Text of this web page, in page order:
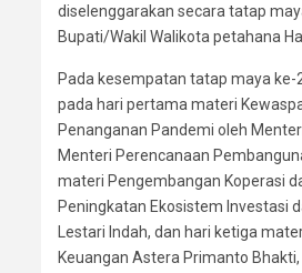
diselenggarakan secara tatap
Bupati/Wakil Walikota petahana
Pada kesempatan tatap maya
pada hari pertama materi
Penanganan Pandemi oleh
Menteri Perencanaan
materi Pengembangan Koperasi
Peningkatan Ekosistem Investasi
Lestari Indah, dan hari ketiga
Keuangan Astera Primanto